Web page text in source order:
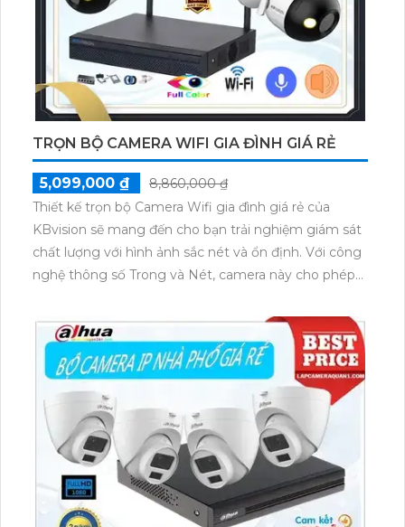
TRỌN BỘ CAMERA WIFI GIA ĐÌNH GIÁ RẺ
5,099,000 ₫
8,860,000 ₫
Thiết kế trọn bộ Camera Wifi gia đình giá rẻ của
KBvision sẽ mang đến cho bạn trải nghiệm giám sát
chất lượng với hình ảnh sắc nét và ổn định. Với công
nghệ thông số Trong và Nét, camera này cho phép
2